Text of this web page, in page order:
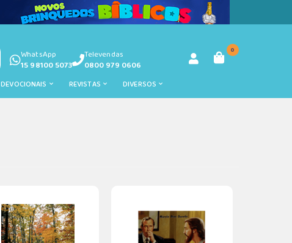
WhatsApp
15 98100 5073
Televendas
0800 979 0606
0
DEVOCIONAIS REVISTAS DIVERSOS